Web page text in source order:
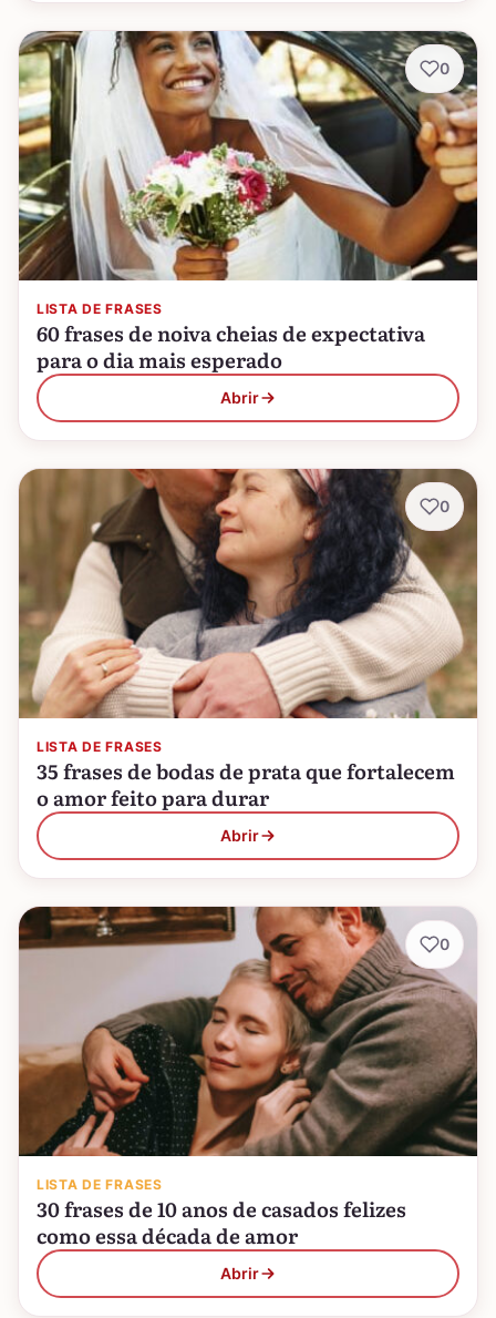
LISTA DE FRASES
60 frases de noiva cheias de expectativa
para o dia mais esperado
Abrir
0
LISTA DE FRASES
35 frases de bodas de prata que fortalecem
o amor feito para durar
Abrir
0
LISTA DE FRASES
30 frases de 10 anos de casados felizes
como essa década de amor
Abrir
0